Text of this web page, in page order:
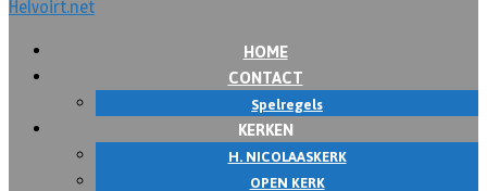
HOME
CONTACT
Spelregels
KERKEN
H. NICOLAASKERK
OPEN KERK